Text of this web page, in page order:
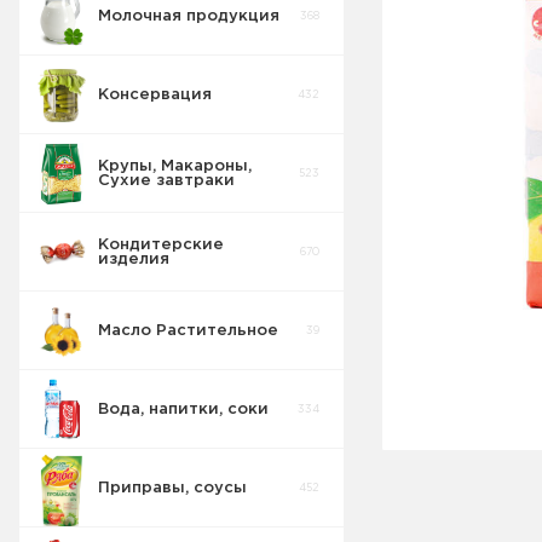
Молочная продукция 368
Консервация 432
Крупы, Макароны,
Сухие завтраки
523
Кондитерские
изделия
670
Масло Растительное 39
Вода, напитки, соки 334
Приправы, соусы 452